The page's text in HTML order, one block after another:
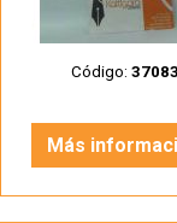
Código: 37083
Más